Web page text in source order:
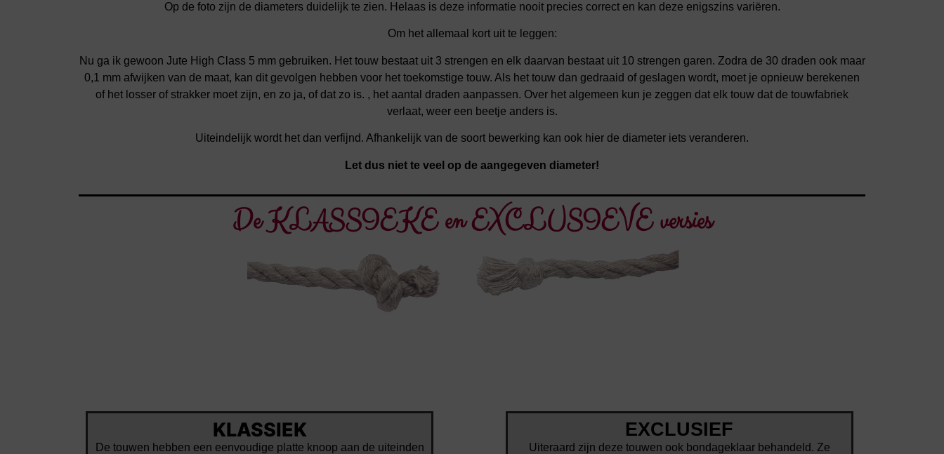
Op de foto zijn de diameters duidelijk te zien. Helaas is deze informatie nooit precies correct en kan deze enigszins variëren.
Om het allemaal kort uit te leggen:
Nu ga ik gewoon Jute High Class 5 mm gebruiken. Het touw bestaat uit 3 strengen en elk daarvan bestaat uit 10 strengen garen. Zodra de 30 draden ook maar
0,1 mm afwijken van de maat, kan dit gevolgen hebben voor het toekomstige touw. Als het touw dan gedraaid of geslagen wordt, moet je opnieuw berekenen
of het losser of strakker moet zijn, en zo ja, of dat zo is. , het aantal draden aanpassen. Over het algemeen kun je zeggen dat elk touw dat de touwfabriek
verlaat, weer een beetje anders is.
Uiteindelijk wordt het dan verfijnd. Afhankelijk van de soort bewerking kan ook hier de diameter iets veranderen.
Let dus niet te veel op de aangegeven diameter!
De KLASSIEKE en EXCLUSIEVE versies
KLASSIEK
De touwen hebben een eenvoudige platte knoop aan de uiteinden
EXCLUSIEF
Uiteraard zijn deze touwen ook bondageklaar behandeld. Ze